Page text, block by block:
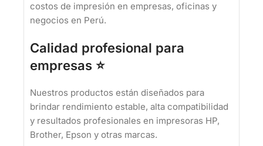
costos de impresión en empresas, oficinas y
negocios en Perú.
Calidad profesional para
empresas ⭐
Nuestros productos están diseñados para
brindar rendimiento estable, alta compatibilidad
y resultados profesionales en impresoras HP,
Brother, Epson y otras marcas.